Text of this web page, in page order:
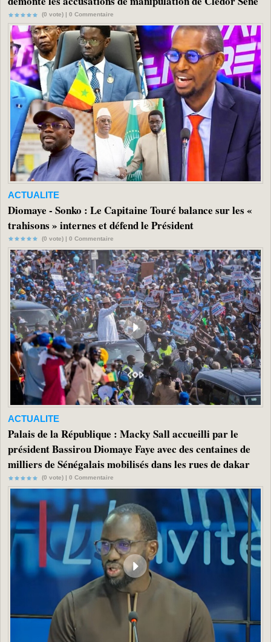
(0 vote) | 0 Commentaire
ACTUALITE
Diomaye - Sonko : Le Capitaine Touré balance sur les «
trahisons » internes et défend le Président
(0 vote) | 0 Commentaire
ACTUALITE
Palais de la République : Macky Sall accueilli par le
président Bassirou Diomaye Faye avec des centaines de
milliers de Sénégalais mobilisés dans les rues de dakar
(0 vote) | 0 Commentaire